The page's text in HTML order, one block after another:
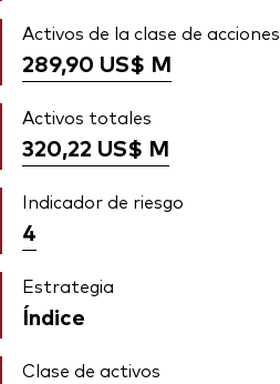
Activos de la clase de acciones
289,90 US$ M
Activos totales
320,22 US$ M
Indicador de riesgo
4
Estrategia
Índice
Clase de activos